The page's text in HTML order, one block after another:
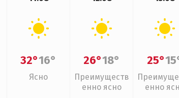
32°16°
Ясно
26°18°
Преимуществ
енно ясно
25°
енно